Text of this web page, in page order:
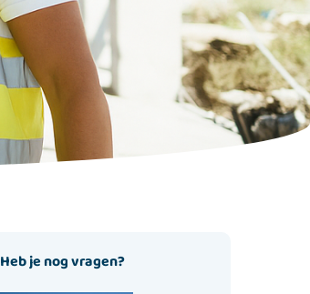
Heb je nog vragen?